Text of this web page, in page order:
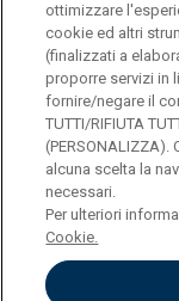
© Università
Largo A. Gemelli
PI 02133120150
ENGLISH
ottimizzare
cookie ed altri
(finalizzati a
proporre servizi in
fornire/negare il
TUTTI/RIFIUTA
alcuna scelta la
necessari.
Per ulteriori
Cookie.